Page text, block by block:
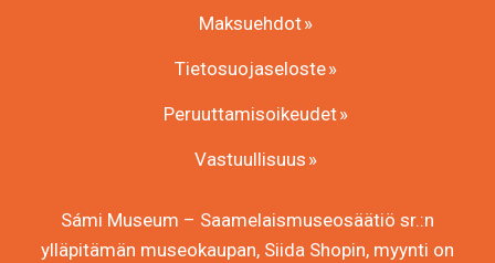
Maksuehdot
Tietosuojaseloste
Peruuttamisoikeudet
Vastuullisuus
Sámi Museum – Saamelaismuseosäätiö sr.:n
ylläpitämän museokaupan, Siida Shopin, myynti on